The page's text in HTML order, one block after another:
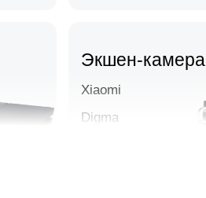
Экшен-камера
Xiaomi
Digma